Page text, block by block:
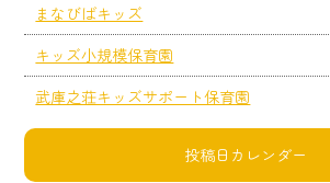
まなびばキッズ
キッズ小規模保育園
武庫之荘キッズサポート保育園
投稿日カレンダー